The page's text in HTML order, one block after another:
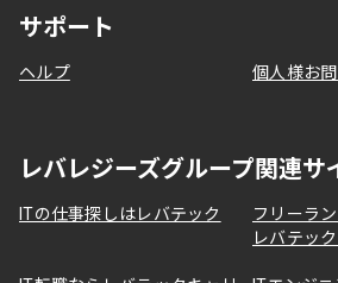
サポート
ヘルプ 個人様お
レバレジーズグループ関連サ
ITの仕事探しはレバテック
フリーラ
レバテッ